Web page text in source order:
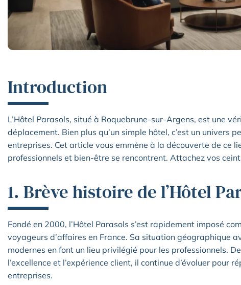
Introduction
L’Hôtel Parasols, situé à Roquebrune-sur-Argens, est une
déplacement. Bien plus qu’un simple hôtel, c’est un univers
entreprises. Cet article vous emmène à la découverte de ce
professionnels et bien-être se rencontrent. Attachez vos
1. Brève histoire de l’Hôtel
Fondé en 2000, l’Hôtel Parasols s’est rapidement imposé
voyageurs d’affaires en France. Sa situation géographique
modernes en font un lieu privilégié pour les professionnels.
l’excellence et l’expérience client, il continue d’évoluer pour
entreprises.